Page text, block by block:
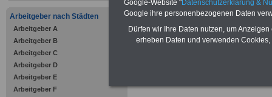
Arbeitgeber nach Städten
Arbeitgeber A
Arbeitgeber B
Arbeitgeber C
Arbeitgeber D
Arbeitgeber E
Arbeitgeber F
zurück zur
Google-Website "Datenschutzerklärung &
Google ihre personenbezogenen Daten
Dürfen wir Ihre Daten nutzen, um
erheben Daten und verwenden